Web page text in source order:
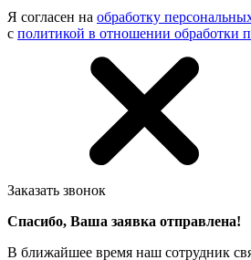
Я согласен на обработку
с политикой в отношении обработки
Заказать звонок
Спасибо, Ваша заявка отправлена!
В ближайшее время наш сотрудник